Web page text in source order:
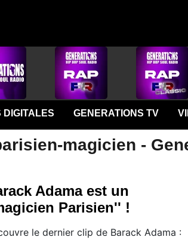
DIGITALES GENERATIONS TV
magicien -
Adama est un
Parisien'' !
le dernier clip de Barack Adama :